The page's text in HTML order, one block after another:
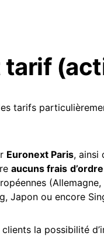
tarif
tarifs
Euronext Paris, ainsi
aucuns frais d’ordre
Japon ou encore
la possibilité